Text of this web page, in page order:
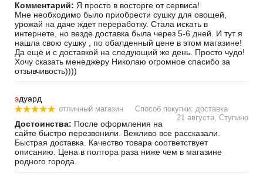
Комментарий: Я просто в восторге от сервиса!
Мне необходимо было приобрести сушку для овощей,
урожай на даче ждет переработку. Стала искать в
интернете, но везде доставка была через 5-6 дней. И тут я
нашла свою сушку , по обалденный цене в этом магазине!
Да ещё и с доставкой на следующий же день. Просто чудо!
Хочу сказать менеджеру Николаю огромное спасибо за
отзывчивость))))
эдуард
отличный магазин
Способ покупки: доставка
21 августа, Ступино
Достоинства: После оформления на
сайте быстро перезвонили. Вежливо все рассказали.
Быстрая доставка. Качество товара соответствует
описанию. Цена в полтора раза ниже чем в магазине
родного города.